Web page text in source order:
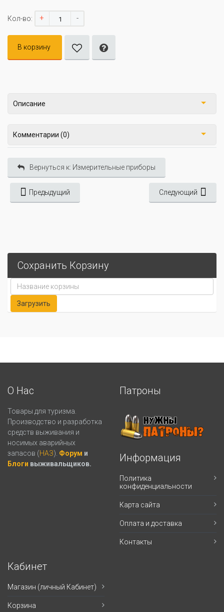
Кол-во: + -
В корзину
Описание
Комментарии (0)
Вернуться к: Измерительные приборы
Предыдущий Следующий
Сохранить Корзину
О Нас
Товары для туризма.
Производство и разработка
средств выживания и
носимых аварийных
запасов (НАЗ). Форум и
Блоги выживальщиков.
Патроны
Информация
Политика
конфиденциальности
Карта сайта
Оплата и доставка
Контакты
Кабинет
Магазин (личный Кабинет)
Корзина